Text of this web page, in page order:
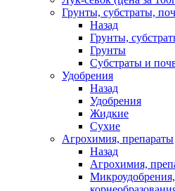
Грунты, субстраты,
Назад
Грунты,
Грунты
Субстраты и
Удобрения
Назад
Удобрения
Жидкие
Сухие
Агрохимия, препараты
Назад
Агрохимия,